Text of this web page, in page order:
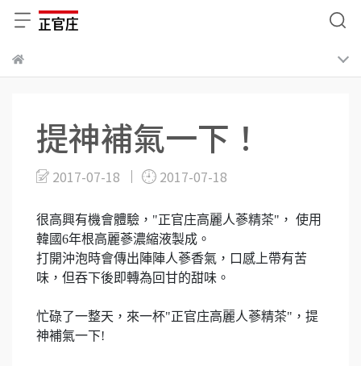
提神補氣一下！
2017-07-18 2017-07-18
很高興有機會體驗，"正官庄高麗人蔘精茶"， 使用
韓國6年根高麗蔘濃縮液製成。
打開沖泡時會傳出陣陣人蔘香氣，口感上帶有苦
味，但吞下後即轉為回甘的甜味。
忙碌了一整天，來一杯"正官庄高麗人蔘精茶"，提
神補氣一下!